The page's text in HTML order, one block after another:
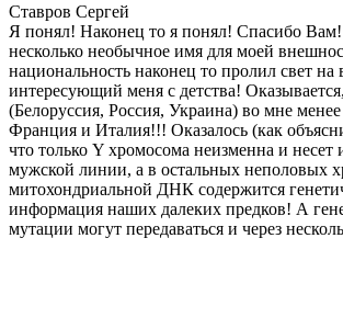
Ставров Сергей
Я понял! Наконец то я понял! Спасибо
несколько необычное имя для моей
национальность наконец то пролил свет на
интересующий меня с детства!
(Белоруссия, Россия, Украина) во мне
Франция и Италия!!! Оказалось (как
что только Y хромосома неизменна и
мужской линии, а в остальных неполовых
митохондриальной ДНК содержится
информация наших далеких предков! А
мутации могут передаваться и через